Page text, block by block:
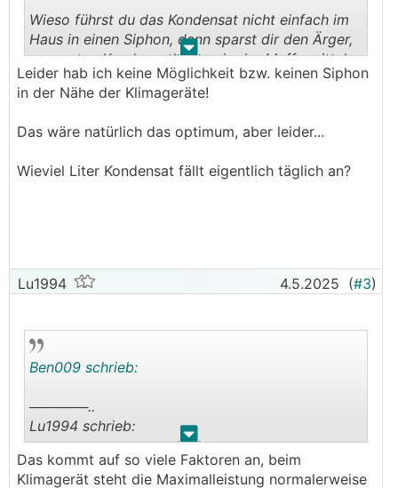
. .
Wieso führst du das Kondensat nicht einfach im
Haus in einen Siphon, dann sparst dir den Ärger,
ansonsten Kondensatleitung in der Muffe mittels
hartem Rohr ausführen und den Schlauch daran
befestigen
Leider hab ich keine Möglichkeit bzw. keinen Siphon
in der Nähe der Klimageräte!
Das wäre natürlich das optimum, aber leider...
Wieviel Liter Kondensat fällt eigentlich täglich an?
Lu1994 4.5.2025 (#3)
. .
Ben009 schrieb:
──────..
Lu1994 schrieb:
Wieso führst du das Kondensat nicht einfach im
Haus in einen Siphon, dann sparst dir den Ärger,
Das kommt auf so viele Faktoren an, beim
Klimagerät steht die Maximalleistung normalerweise